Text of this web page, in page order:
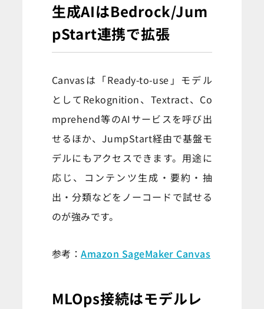
生成AIはBedrock/Jum
pStart連携で拡張
Canvasは「Ready-to-use」モデル
としてRekognition、Textract、Co
mprehend等のAIサービスを呼び出
せるほか、JumpStart経由で基盤モ
デルにもアクセスできます。用途に
応じ、コンテンツ生成・要約・抽
出・分類などをノーコードで試せる
のが強みです。
参考：Amazon SageMaker Canvas
MLOps接続はモデルレ